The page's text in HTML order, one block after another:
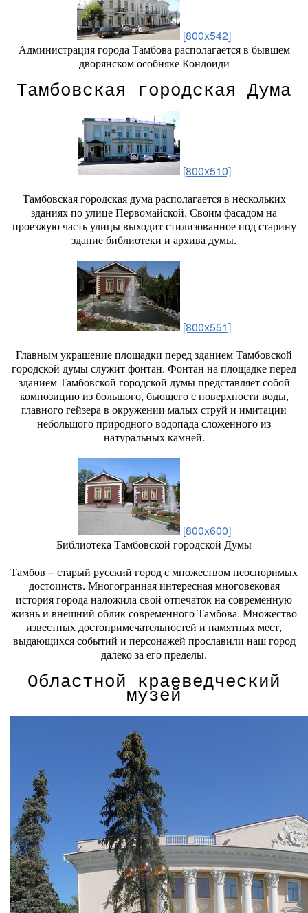
[800x542]
Администрация города Тамбова располагается в бывшем
дворянском особняке Кондоиди
Тамбовская городская Дума
[800x510]
Тамбовская городская дума располагается в нескольких
зданиях по улице Первомайской. Своим фасадом на
проезжую часть улицы выходит стилизованное под старину
здание библиотеки и архива думы.
[800x551]
Главным украшение площадки перед зданием Тамбовской
городской думы служит фонтан. Фонтан на площадке перед
зданием Тамбовской городской думы представляет собой
композицию из большого, бьющего с поверхности воды,
главного гейзера в окружении малых струй и имитации
небольшого природного водопада сложенного из
натуральных камней.
[800x600]
Библиотека Тамбовской городской Думы
Тамбов – старый русский город с множеством неоспоримых
достоинств. Многогранная интересная многовековая
история города наложила свой отпечаток на современную
жизнь и внешний облик современного Тамбова. Множество
известных достопримечательностей и памятных мест,
выдающихся событий и персонажей прославили наш город
далеко за его пределы.
Областной краеведческий
музей